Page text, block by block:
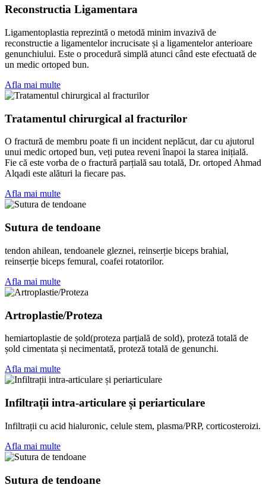
Reconstructia Ligamentara
Ligamentoplastia reprezintă o metodă minim invazivă de
reconstructie a ligamentelor incrucisate și a ligamentelor anterioare
genunchiului. Este o procedură simplă atunci când este efectuată de
un medic ortoped bun.
Afla mai multe
Tratamentul chirurgical al fracturilor
O fractură de membru poate fi un incident neplăcut, dar cu ajutorul
unui medic ortoped bun, veți putea reveni înapoi la starea inițială.
Fie că este vorba de o fractură parțială sau totală, Dr. ortoped Ahmad
Alqadi este alături la fiecare pas.
Afla mai multe
Sutura de tendoane
tendon ahilean, tendoanele gleznei, reinserție biceps brahial,
reinserție biceps femural, coafei rotatorilor.
Afla mai multe
Artroplastie/Proteza
hemiartoplastie de șold(proteza parțială de sold), proteză totală de
șold cimentata și necimentată, proteză totală de genunchi.
Afla mai multe
Infiltrații intra-articulare și periarticulare
Infiltrații cu acid hialuronic, celule stem, plasma/PRP, corticosteroizi.
Afla mai multe
Sutura de tendoane